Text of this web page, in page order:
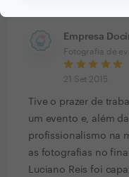
Empresa
Fotografia de
21 Set 2015
Tive o prazer de
um evento e, além
profissionalismo na
as fotografias no
Luciano Reis foi